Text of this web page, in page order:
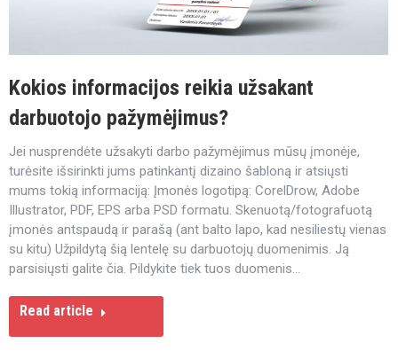
Kokios informacijos reikia užsakant
darbuotojo pažymėjimus?
Jei nusprendėte užsakyti darbo pažymėjimus mūsų įmonėje,
turėsite išsirinkti jums patinkantį dizaino šabloną ir atsiųsti
mums tokią informaciją: Įmonės logotipą: CorelDrow, Adobe
Illustrator, PDF, EPS arba PSD formatu. Skenuotą/fotografuotą
įmonės antspaudą ir parašą (ant balto lapo, kad nesiliestų vienas
su kitu) Užpildytą šią lentelę su darbuotojų duomenimis. Ją
parsisiųsti galite čia. Pildykite tiek tuos duomenis…
Read article